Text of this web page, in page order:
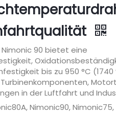
90 bietet eine
bis zu 950 °C (1740
in der Luftfahrt und
Nimonic90, Nimonic75,